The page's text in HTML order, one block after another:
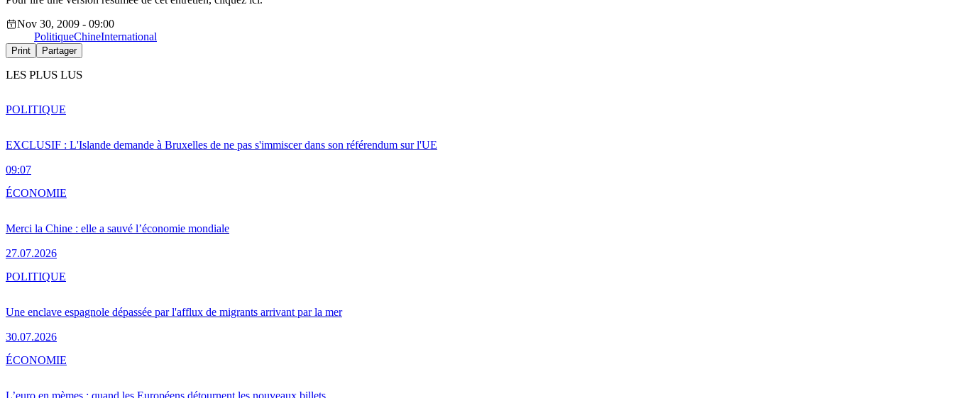
Nov 30, 2009 - 09:00
PolitiqueChineInternational
Print Partager
LES PLUS LUS
EXCLUSIF : L'Islande demande à Bruxelles de ne pas s'immiscer dans son référendum sur l'UE
09:07
POLITIQUE
Merci la Chine : elle a sauvé l’économie mondiale
27.07.2026
ÉCONOMIE
Une enclave espagnole dépassée par l'afflux de migrants arrivant par la mer
30.07.2026
POLITIQUE
L’euro en mèmes : quand les Européens détournent les nouveaux billets
ÉCONOMIE